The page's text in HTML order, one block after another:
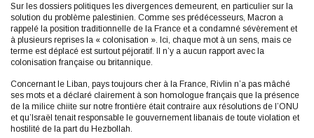
Sur les dossiers politiques les divergences demeurent, en particulier sur la
solution du problème palestinien. Comme ses prédécesseurs, Macron a
rappelé la position traditionnelle de la France et a condamné sévèrement et
à plusieurs reprises la « colonisation ». Ici, chaque mot à un sens, mais ce
terme est déplacé est surtout péjoratif. Il n’y a aucun rapport avec la
colonisation française ou britannique.
Concernant le Liban, pays toujours cher à la France, Rivlin n’a pas mâché
ses mots et a déclaré clairement à son homologue français que la présence
de la milice chiite sur notre frontière était contraire aux résolutions de l’ONU
et qu’Israël tenait responsable le gouvernement libanais de toute violation et
hostilité de la part du Hezbollah.